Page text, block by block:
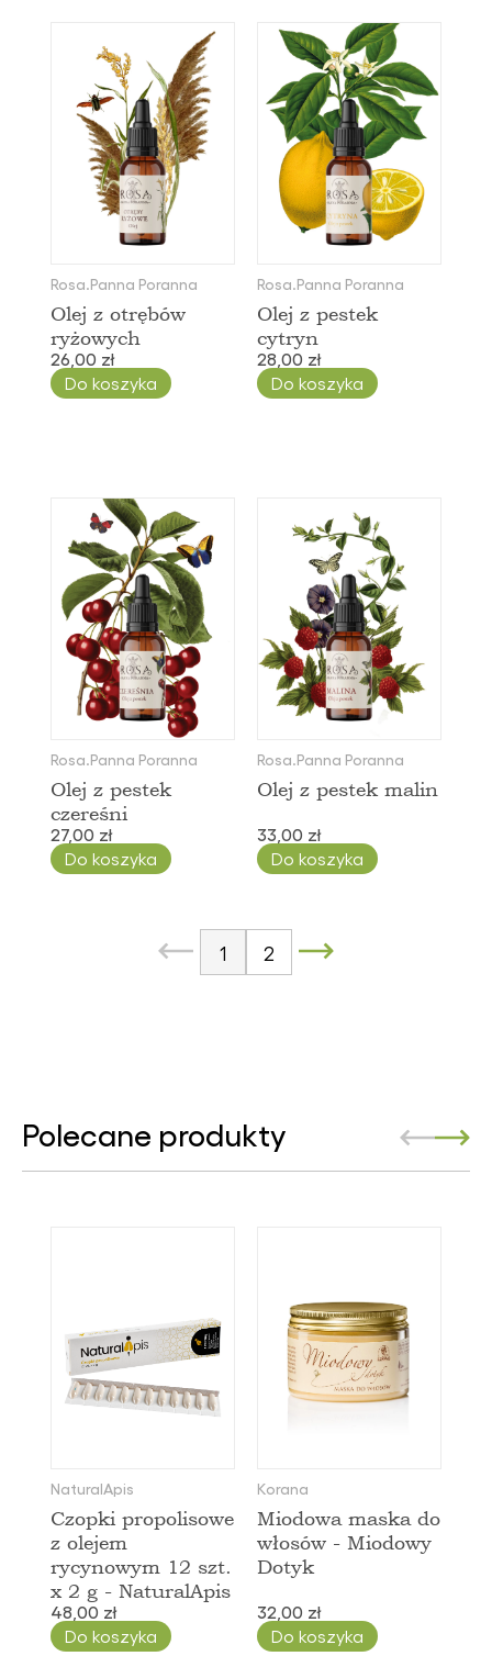
Rosa.Panna Poranna
Olej z otrębów
ryżowych
26,00 zł
Do koszyka
Rosa.Panna Poranna
Olej z pestek
cytryn
28,00 zł
Do koszyka
Rosa.Panna Poranna
Olej z pestek
czereśni
27,00 zł
Do koszyka
Rosa.Panna Poranna
Olej z pestek malin
33,00 zł
Do koszyka
1 2
Polecane produkty
NaturalApis
Czopki propolisowe
z olejem
rycynowym 12 szt.
x 2 g - NaturalApis
48,00 zł
Do koszyka
Korana
Miodowa maska do
włosów - Miodowy
Dotyk
32,00 zł
Do koszyka